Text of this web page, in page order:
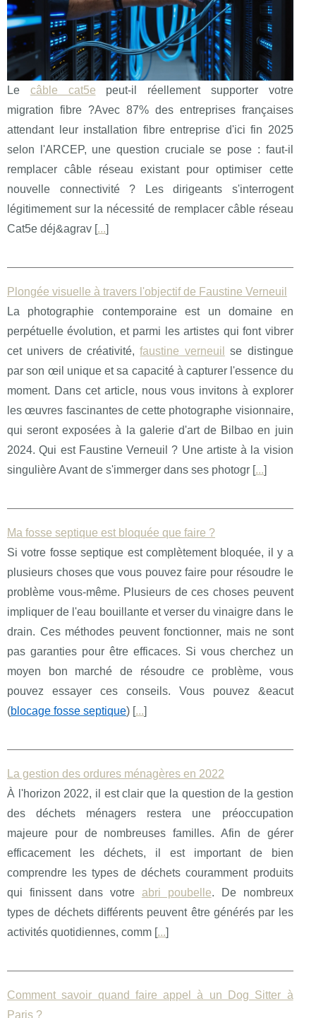
Le câble cat5e peut-il réellement supporter votre
migration fibre ?Avec 87% des entreprises françaises
attendant leur installation fibre entreprise d'ici fin 2025
selon l'ARCEP, une question cruciale se pose : faut-il
remplacer câble réseau existant pour optimiser cette
nouvelle connectivité ? Les dirigeants s'interrogent
légitimement sur la nécessité de remplacer câble réseau
Cat5e déj&agrav [...]
Plongée visuelle à travers l'objectif de Faustine Verneuil
La photographie contemporaine est un domaine en
perpétuelle évolution, et parmi les artistes qui font vibrer
cet univers de créativité,faustine verneuil
se distingue
par son œil unique et sa capacité à capturer l'essence du
moment. Dans cet article, nous vous invitons à explorer
les œuvres fascinantes de cette photographe visionnaire,
qui seront exposées à la galerie d'art de Bilbao en juin
2024. Qui est Faustine Verneuil ? Une artiste à la vision
singulière Avant de s'immerger dans ses photogr [...]
Ma fosse septique est bloquée que faire ?
Si votre fosse septique est complètement bloquée, il y a
plusieurs choses que vous pouvez faire pour résoudre le
problème vous-même. Plusieurs de ces choses peuvent
impliquer de l'eau bouillante et verser du vinaigre dans le
drain. Ces méthodes peuvent fonctionner, mais ne sont
pas garanties pour être efficaces. Si vous cherchez un
moyen bon marché de résoudre ce problème, vous
pouvez essayer ces conseils. Vous pouvez &eacut
(blocage fosse septique) [...]
La gestion des ordures ménagères en 2022
À l'horizon 2022, il est clair que la question de la gestion
des déchets ménagers restera une préoccupation
majeure pour de nombreuses familles. Afin de gérer
efficacement les déchets, il est important de bien
comprendre les types de déchets couramment produits
qui finissent dans votre abri poubelle. De nombreux
types de déchets différents peuvent être générés par les
activités quotidiennes, comm [...]
Comment savoir quand faire appel à un Dog Sitter à
Paris ?